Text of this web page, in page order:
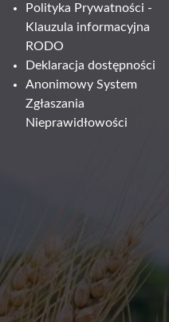
Polityka Prywatności -
Klauzula informacyjna
RODO
Deklaracja dostępności
Anonimowy System
Zgłaszania
Nieprawidłowości